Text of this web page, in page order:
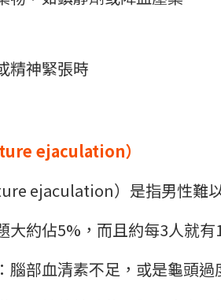
精神緊張時
ejaculation）
ejaculation）是指男性難
大約佔5%，而且約每3人就
腦部血清素不足，或是龜頭過